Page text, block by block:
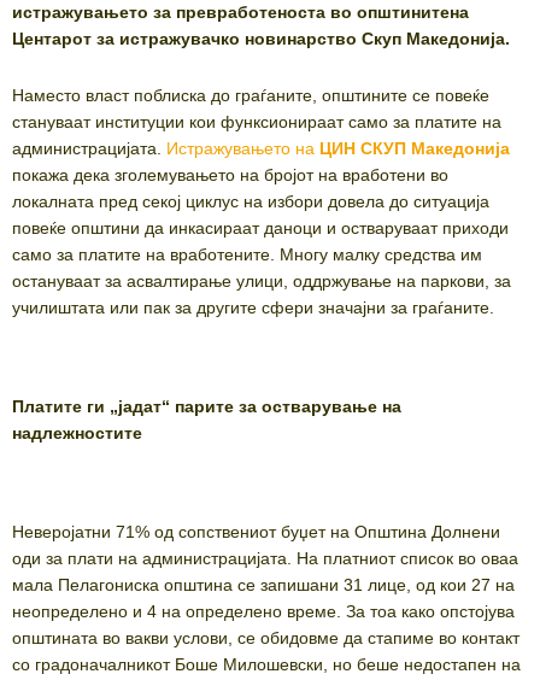
истражувањето за превработеноста во општинитена
Центарот за истражувачко новинарство Скуп Македонија.
Наместо власт поблиска до граѓаните, општините се повеќе
стануваат институции кои функсионираат само за платите на
администрацијата. Истражувањето на ЦИН СКУП Македонија
покажа дека зголемувањето на бројот на вработени во
локалната пред секој циклус на избори довела до ситуација
повеќе општини да инкасираат даноци и остваруваат приходи
само за платите на вработените. Многу малку средства им
остануваат за асвалтирање улици, оддржување на паркови, за
училиштата или пак за другите сфери значајни за граѓаните.
Платите ги „јадат“ парите за остварување на
надлежностите
Неверојатни 71% од сопствениот буџет на Општина Долнени
оди за плати на администрацијата. На платниот список во оваа
мала Пелагониска општина се запишани 31 лице, од кои 27 на
неопределено и 4 на определено време. За тоа како опстојува
општината во вакви услови, се обидовме да стапиме во контакт
со градоначалникот Боше Милошевски, но беше недостапен на